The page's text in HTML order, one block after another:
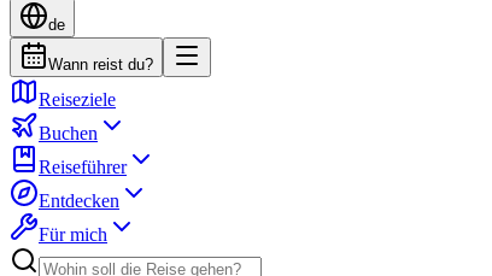
de
Wann reist du?
Reiseziele
Buchen
Reiseführer
Entdecken
Für mich